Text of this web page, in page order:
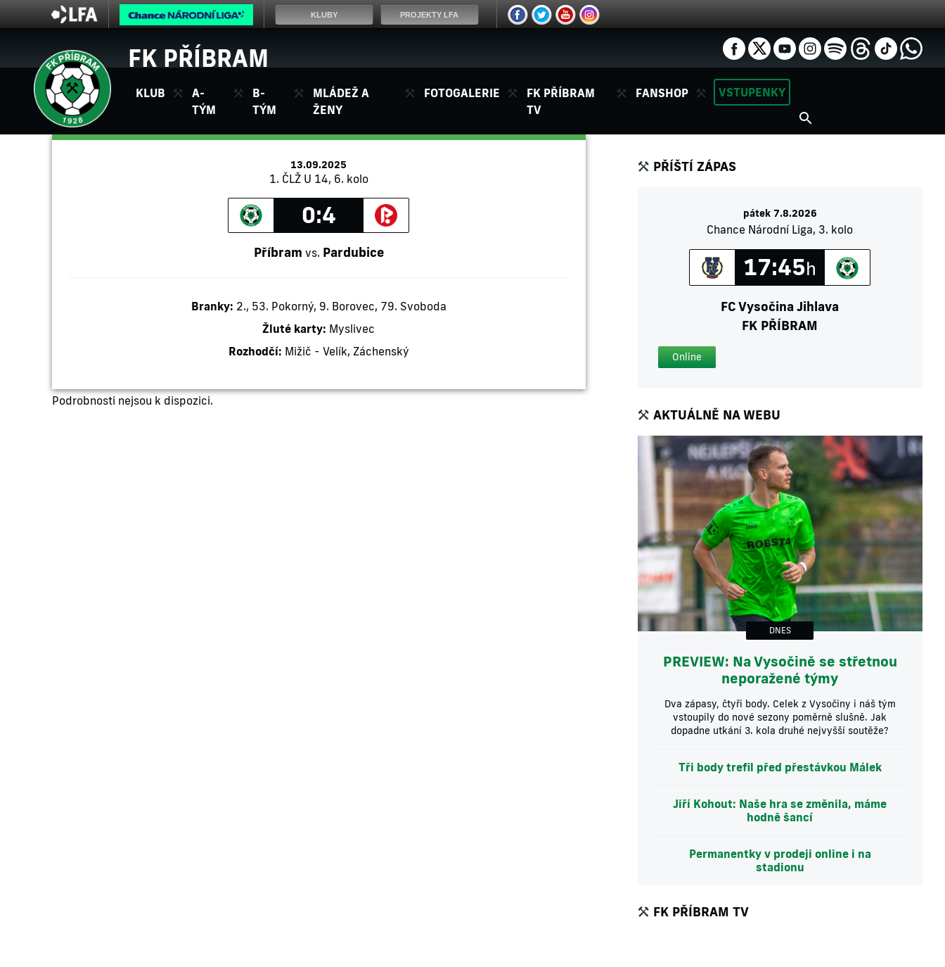
FK PŘÍBRAM
KLUB
A-
TÝM
B-
TÝM
MLÁDEŽ A
ŽENY
FOTOGALERIE
FK PŘÍBRAM
TV
FANSHOP VSTUPENKY
13.09.2025
1. ČLŽ U 14, 6. kolo
0:4
Příbram vs. Pardubice
Branky: 2., 53. Pokorný, 9. Borovec, 79. Svoboda
Žluté karty: Myslivec
Rozhodčí: Mižič - Velík, Záchenský
Podrobnosti nejsou k dispozici.
PŘÍŠTÍ ZÁPAS
pátek 7.8.2026
Chance Národní Liga, 3. kolo
17:45h
FC Vysočina Jihlava
FK PŘÍBRAM
Online
AKTUÁLNĚ NA WEBU
DNES
PREVIEW: Na Vysočině se střetnou
neporažené týmy
Dva zápasy, čtyři body. Celek z Vysočiny i náš tým
vstoupily do nové sezony poměrně slušně. Jak
dopadne utkání 3. kola druhé nejvyšší soutěže?
Tři body trefil před přestávkou Málek
Jiří Kohout: Naše hra se změnila, máme
hodně šancí
Permanentky v prodeji online i na
stadionu
FK PŘÍBRAM TV
KLUBY PROJEKTY LFA